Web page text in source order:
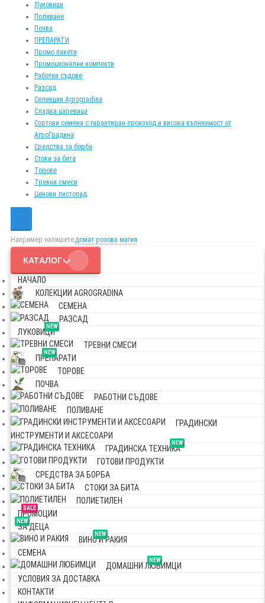
Луковици
Поливане
Почва
ПРЕПАРАТИ
Промо пакети
Промоционални компекти
Работни съдове
Разсад
Селекции Agrogradina
Сладка царевица
Сортови семена с гарантиран произход и висока кълняемост от
АгроГрадина
Средства за борба
Стоки за бита
Торове
Тревни смеси
Ценови листопад
Например напишете,домат розова магия
КАТАЛОГ
НАЧАЛО
КОЛЕКЦИИ AGROGRADINA
СЕМЕНА
РАЗСАД
NEW
ЛУКОВИЦИ
ТРЕВНИ СМЕСИ
NEW
ПРЕПАРАТИ
ТОРОВЕ
ПОЧВА
РАБОТНИ СЪДОВЕ
ПОЛИВАНЕ
ГРАДИНСКИ
ИНСТРУМЕНТИ И АКСЕСОАРИ
NEW
ГРАДИНСКА ТЕХНИКА
ГОТОВИ ПРОДУКТИ
СРЕДСТВА ЗА БОРБА
СТОКИ ЗА БИТА
ПОЛИЕТИЛЕН
SALE
ПРОМОЦИИ
NEW
ЗА ДЕЦА
NEW
ВИНО И РАКИЯ
СЕМЕНА
NEW
ДОМАШНИ ЛЮБИМЦИ
УСЛОВИЯ ЗА ДОСТАВКА
КОНТАКТИ